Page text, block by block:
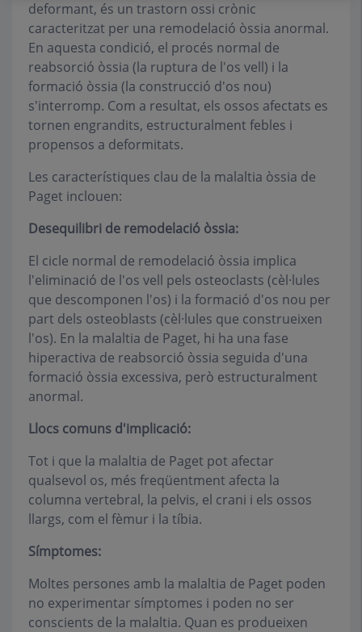
deformant, és un trastorn ossi crònic
caracteritzat per una remodelació òssia anormal.
En aquesta condició, el procés normal de
reabsorció òssia (la ruptura de l'os vell) i la
formació òssia (la construcció d'os nou)
s'interromp. Com a resultat, els ossos afectats es
tornen engrandits, estructuralment febles i
propensos a deformitats.
Les característiques clau de la malaltia òssia de
Paget inclouen:
Desequilibri de remodelació òssia:
El cicle normal de remodelació òssia implica
l'eliminació de l'os vell pels osteoclasts (cèl·lules
que descomponen l'os) i la formació d'os nou per
part dels osteoblasts (cèl·lules que construeixen
l'os). En la malaltia de Paget, hi ha una fase
hiperactiva de reabsorció òssia seguida d'una
formació òssia excessiva, però estructuralment
anormal.
Llocs comuns d'implicació:
Tot i que la malaltia de Paget pot afectar
qualsevol os, més freqüentment afecta la
columna vertebral, la pelvis, el crani i els ossos
llargs, com el fèmur i la tíbia.
Símptomes:
Moltes persones amb la malaltia de Paget poden
no experimentar símptomes i poden no ser
conscients de la malaltia. Quan es produeixen